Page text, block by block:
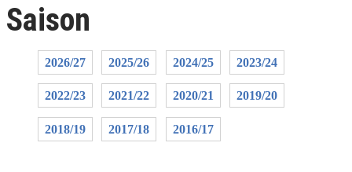
Saison
2026/27 2025/26 2024/25 2023/24
2022/23 2021/22 2020/21 2019/20
2018/19 2017/18 2016/17